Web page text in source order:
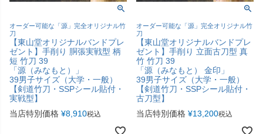
オーダー可能な「源」完全オリジナル竹
刀
【東山堂オリジナルバンドプレ
ゼント】手削り 胴張実戦型 柄
短 竹刀 39
「源（みなもと）」
39男子サイズ（大学・一般）
【剣道竹刀・SSPシール貼付・
実戦型】
当店特別価格 ¥8,910税込
オーダー可能な「源」完全オリジナル竹
刀
【東山堂オリジナルバンドプレ
ゼント】手削り 立面古刀型 真
竹 竹刀 39
「源（みなもと） 金印」
39男子サイズ（大学・一般）
【剣道竹刀・SSPシール貼付・
古刀型】
当店特別価格 ¥13,200税込